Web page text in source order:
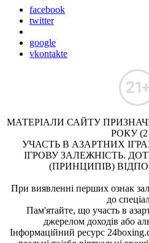
facebook
twitter
google
vkontakte
МАТЕРІАЛИ САЙТУ
РОКУ
УЧАСТЬ В АЗАРТНИХ
ІГРОВУ ЗАЛЕЖНІСТЬ.
(ПРИНЦИПІВ)
При виявленні перших ознак
до
Пам'ятайте, що участь в
джерелом доходів або
Інформаційний ресурс